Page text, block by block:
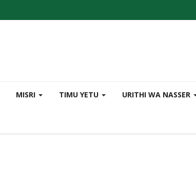
MISRI TIMU YETU URITHI WA NASSER